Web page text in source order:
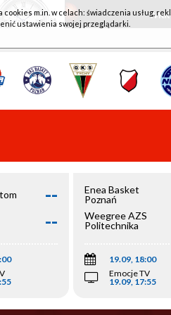
WKK
--
--
Enea Basket
Poznań
Weegree AZS
Politechnika
19.09, 18:00
Emocje TV
19.09, 17:55
cookies m.in. w celach: świadczenia usług,
ustawienia swojej przeglądarki.